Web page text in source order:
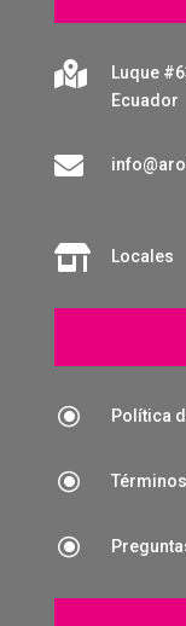

Luque
Ecuador

 Locales
\ Política
\
\